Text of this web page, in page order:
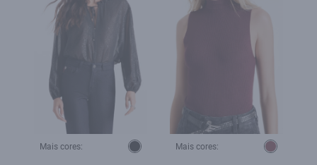
Mais cores: Mais cores: